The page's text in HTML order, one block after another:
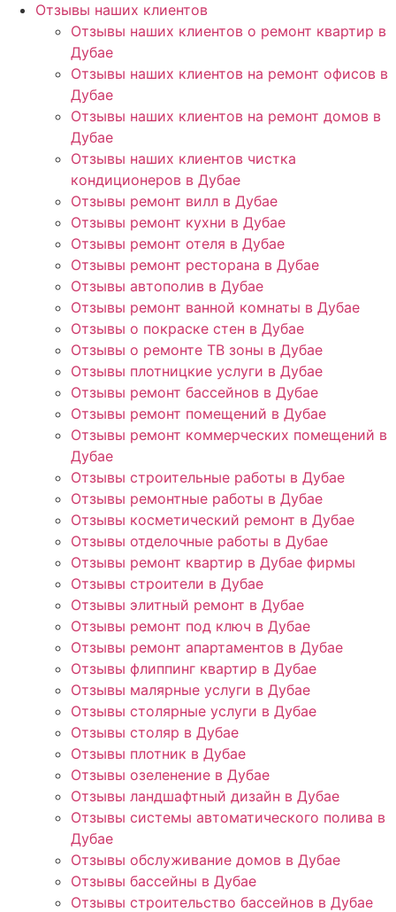
Отзывы наших клиентов
Отзывы наших клиентов о ремонт квартир в
Дубае
Отзывы наших клиентов на ремонт офисов в
Дубае
Отзывы наших клиентов на ремонт домов в
Дубае
Отзывы наших клиентов чистка
кондиционеров в Дубае
Отзывы ремонт вилл в Дубае
Отзывы ремонт кухни в Дубае
Отзывы ремонт отеля в Дубае
Отзывы ремонт ресторана в Дубае
Отзывы автополив в Дубае
Отзывы ремонт ванной комнаты в Дубае
Отзывы о покраске стен в Дубае
Отзывы о ремонте ТВ зоны в Дубае
Отзывы плотницкие услуги в Дубае
Отзывы ремонт бассейнов в Дубае
Отзывы ремонт помещений в Дубае
Отзывы ремонт коммерческих помещений в
Дубае
Отзывы строительные работы в Дубае
Отзывы ремонтные работы в Дубае
Отзывы косметический ремонт в Дубае
Отзывы отделочные работы в Дубае
Отзывы ремонт квартир в Дубае фирмы
Отзывы строители в Дубае
Отзывы элитный ремонт в Дубае
Отзывы ремонт под ключ в Дубае
Отзывы ремонт апартаментов в Дубае
Отзывы флиппинг квартир в Дубае
Отзывы малярные услуги в Дубае
Отзывы столярные услуги в Дубае
Отзывы столяр в Дубае
Отзывы плотник в Дубае
Отзывы озеленение в Дубае
Отзывы ландшафтный дизайн в Дубае
Отзывы системы автоматического полива в
Дубае
Отзывы обслуживание домов в Дубае
Отзывы бассейны в Дубае
Отзывы строительство бассейнов в Дубае